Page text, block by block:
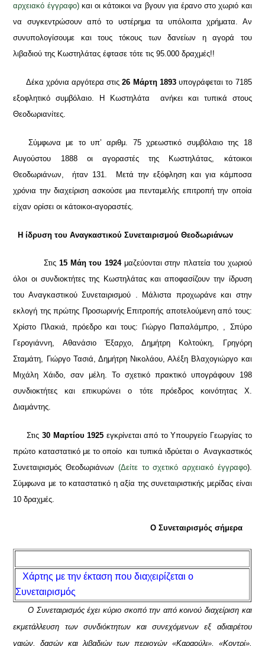
αρχειακό έγγραφο)και οι κάτοικοι να βγουν για έρανο στο χωριό και
να συγκεντρώσουν από το υστέρημα τα υπόλοιπα χρήματα. Αν
συνυπολογίσουμε και τους τόκους των δανείων η αγορά του
λιβαδιού της Κωστηλάτας έφτασε τότε τις 95.000 δραχμές!!
Δέκα χρόνια αργότερα στις26 Μάρτη 1893υπογράφεται το 7185
εξοφλητικό συμβόλαιο. Η Κωστηλάτα ανήκει και τυπικά στους
Θεοδωριανίτες.
Σύμφωνα με το υπ’ αριθμ. 75 χρεωστικό συμβόλαιο της 18
Αυγούστου 1888 οι αγοραστές της Κωστηλάτας, κάτοικοι
Θεοδωριάνων, ήταν 131. Μετά την εξόφληση και για κάμποσα
χρόνια την διαχείριση ασκούσε μια πενταμελής επιτροπή την οποία
είχαν ορίσει οι κάτοικοι-αγοραστές.
Η ίδρυση του Αναγκαστικού Συνεταιρισμού Θεοδωριάνων
Στις 15 Μάη του 1924μαζεύονται στην πλατεία του χωριού
όλοι οι συνδιοκτήτες της Κωστηλάτας και αποφασίζουν την ίδρυση
του Αναγκαστικού Συνεταιρισμού . Μάλιστα προχωράνε και στην
εκλογή της πρώτης Προσωρινής Επιτροπής αποτελούμενη από τους:
Χρίστο Πλακιά, πρόεδρο και τους: Γιώργο Παπαλάμπρο, , Σπύρο
Γερογιάννη, Αθανάσιο Έξαρχο, Δημήτρη Κολτούκη, Γρηγόρη
Σταμάτη, Γιώργο Τασιά, Δημήτρη Νικολάου, Αλέξη Βλαχογιώργο και
Μιχάλη Χάιδο, σαν μέλη. Το σχετικό πρακτικό υπογράφουν 198
συνδιοκτήτες και επικυρώνει ο τότε πρόεδρος κοινότητας Χ.
Διαμάντης.
Στις 30 Μαρτίου 1925 εγκρίνεται από το Υπουργείο Γεωργίας το
πρώτο καταστατικό με το οποίο και τυπικά ιδρύεται ο Αναγκαστικός
Συνεταιρισμός Θεοδωριάνων (Δείτε το σχετικό αρχειακό έγγραφο).
Σύμφωνα με το καταστατικό η αξία της συνεταιριστικής μερίδας είναι
10 δραχμές.
Ο Συνεταιρισμός σήμερα
Χάρτης με την έκταση που διαχειρίζεται ο
Συνεταιρισμός
O Συνεταιρισμός έχει κύριο σκοπό την από κοινού διαχείριση και
εκμετάλλευση των συνδιόκτητων και συνεχόμενων εξ αδιαιρέτου
γαιών, δασών και λιβαδιών των περιοχών «Καραούλι», «Κοντρί»,